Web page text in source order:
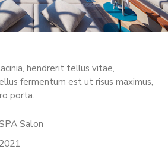
hendrerit tellus vitae,
fermentum est ut risus maximus,
porta.
Salon
2021